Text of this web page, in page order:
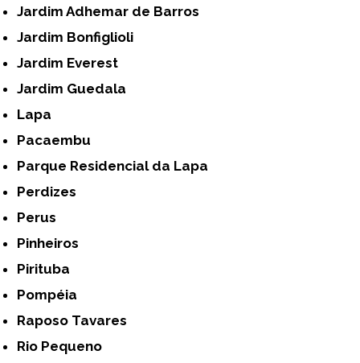
Jardim Adhemar de Barros
Jardim Bonfiglioli
Jardim Everest
Jardim Guedala
Lapa
Pacaembu
Parque Residencial da Lapa
Perdizes
Perus
Pinheiros
Pirituba
Pompéia
Raposo Tavares
Rio Pequeno